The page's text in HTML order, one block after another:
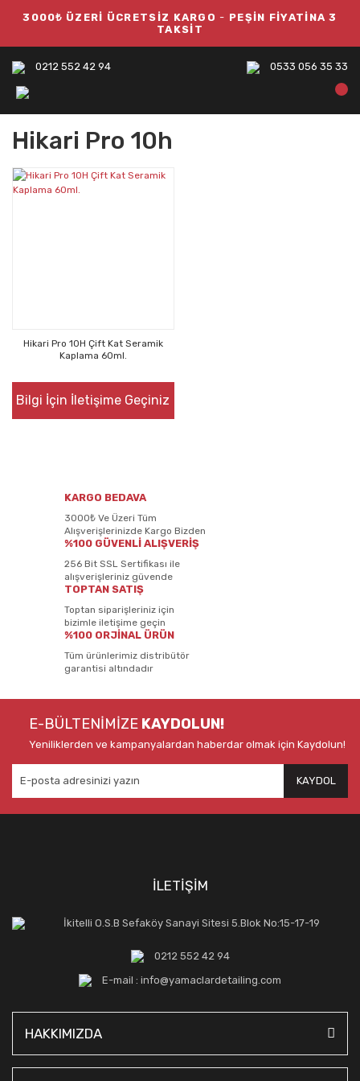
3000₺ ÜZERİ ÜCRETSİZ KARGO - PEŞİN FİYATİNA 3
TAKSİT
0212 552 42 94 0533 056 35 33
Hikari Pro 10h
Hikari Pro 10H Çift Kat Seramik
Kaplama 60ml.
Bilgi İçin İletişime Geçiniz
KARGO BEDAVA
3000₺ Ve Üzeri Tüm
Alışverişlerinizde Kargo Bizden
%100 GÜVENLİ ALIŞVERİŞ
256 Bit SSL Sertifikası ile
alışverişleriniz güvende
TOPTAN SATIŞ
Toptan siparişleriniz için
bizimle iletişime geçin
%100 ORJİNAL ÜRÜN
Tüm ürünlerimiz distribütör
garantisi altındadır
E-BÜLTENİMİZE KAYDOLUN!
Yeniliklerden ve kampanyalardan haberdar olmak için Kaydolun!
KAYDOL
İLETİŞİM
İkitelli O.S.B Sefaköy Sanayi Sitesi 5.Blok No:15-17-19
0212 552 42 94
E-mail : info@yamaclardetailing.com
HAKKIMIZDA